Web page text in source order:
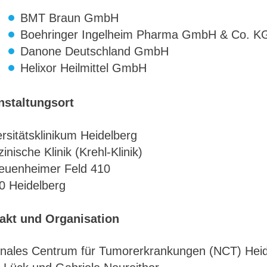
BMT Braun GmbH
Boehringer Ingelheim Pharma GmbH & Co.
Danone Deutschland GmbH
Helixor Heilmittel GmbH
Heidelberg
Klinik (Krehl-Klinik)
Feld 410
Heidelberg
und Organisation
Centrum für Tumorerkrankungen (NCT)